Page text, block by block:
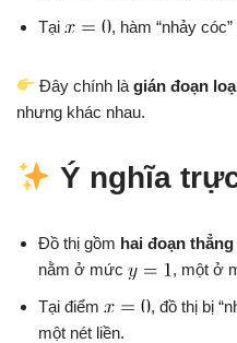
Tại
, hàm “nhảy
Đây chính làgián đoạn
nhưng khác nhau.
Ý nghĩa
Đồ thị gồm hai đoạn
nằm ở mức
, một ở
Tại điểm
, đồ thị bị
một nét liền.